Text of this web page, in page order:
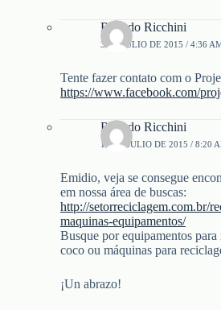
Ricardo Ricchini
3 DE JULIO DE 2015 / 4:36
Tente fazer contato com o
https://www.facebook.com/
Ricardo Ricchini
12 DE JULIO DE 2015 / 8:20
Emidio, veja se consegue
em nossa área de buscas:
http://setorreciclagem.com.br/
maquinas-equipamentos/
Busque por equipamentos para
coco ou máquinas para
¡Un abrazo!